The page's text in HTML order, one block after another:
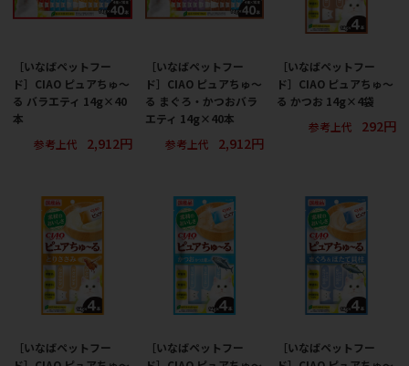
［いなばペットフー
ド］CIAO ピュアちゅ～
る バラエティ 14g×40
本
参考上代
2,912円
［いなばペットフー
ド］CIAO ピュアちゅ～
る まぐろ・かつおバラ
エティ 14g×40本
参考上代
2,912円
［いなばペットフー
ド］CIAO ピュアちゅ～
る かつお 14g×4袋
参考上代
292円
［いなばペットフー
［いなばペットフー
［いなばペットフー